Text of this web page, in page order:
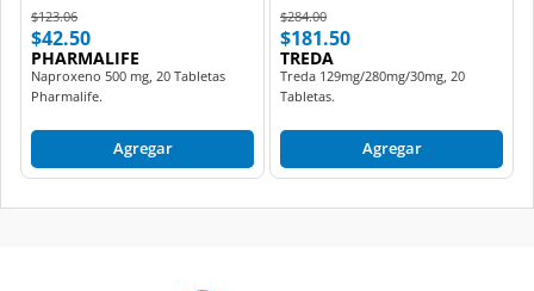
Price reduced from
$123.06to
$42.50
PHARMALIFE
Naproxeno 500 mg, 20 Tabletas
Pharmalife.
Agregar
Price reduced from
$284.00to
$181.50
TREDA
Treda 129mg/280mg/30mg, 20
Tabletas.
Agregar